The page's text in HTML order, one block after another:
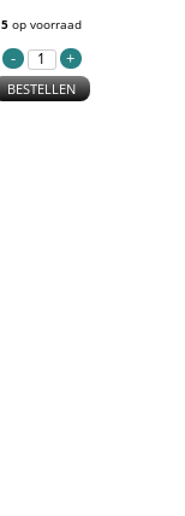
5 op voorraad
BESTELLEN